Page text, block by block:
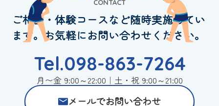
CONTACT
ご相談・体験コースなど随時実施してい
ます。お気軽にお問い合わせください。
Tel.098-863-7264
月〜金 9:00～22:00｜土・祝 9:00～21:00
メールでお問い合わせ